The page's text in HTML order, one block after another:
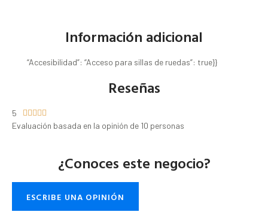
Información adicional
“Accesibilidad”: “Acceso para sillas de ruedas”: true}}
Reseñas
5     
Evaluación basada en la opinión de 10 personas
¿Conoces este negocio?
ESCRIBE UNA OPINIÓN